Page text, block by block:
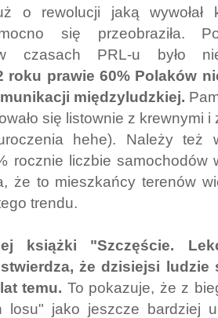
o rewolucji jaką wywołał
się przeobraziła.
czasach PRL-u było
roku prawie 60% Polaków
międzyludzkiej.
się listownie z krewnymi
hehe). Należy też
rocznie liczbie samochodów
że to mieszkańcy terenów
trendu.
książki "Szczęście.
że dzisiejsi ludzie
temu. To pokazuje, że z
losu" jako jeszcze bardziej